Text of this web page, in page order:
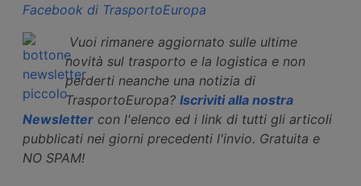
Facebook di TrasportoEuropa
Vuoi rimanere aggiornato sulle ultime
novità sul trasporto e la logistica e non
perderti neanche una notizia di
TrasportoEuropa? Iscriviti alla nostra
Newsletter con l'elenco ed i link di tutti gli articoli
pubblicati nei giorni precedenti l'invio. Gratuita e
NO SPAM!